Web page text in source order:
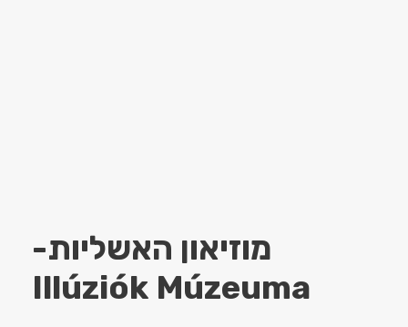
מוזיאון האשליות-
Illúziók Múzeuma